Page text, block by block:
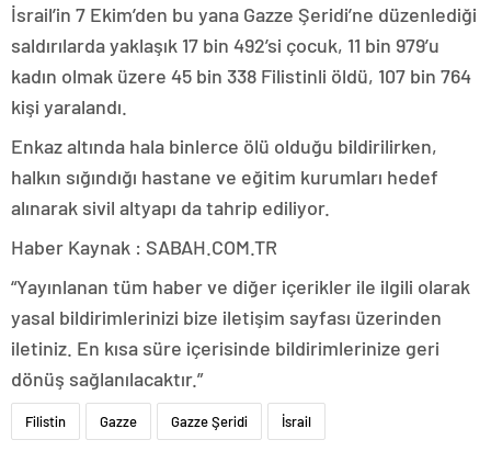
İsrail’in 7 Ekim’den bu yana Gazze Şeridi’ne düzenlediği
saldırılarda yaklaşık 17 bin 492’si çocuk, 11 bin 979’u
kadın olmak üzere 45 bin 338 Filistinli öldü, 107 bin 764
kişi yaralandı.
Enkaz altında hala binlerce ölü olduğu bildirilirken,
halkın sığındığı hastane ve eğitim kurumları hedef
alınarak sivil altyapı da tahrip ediliyor.
Haber Kaynak : SABAH.COM.TR
“Yayınlanan tüm haber ve diğer içerikler ile ilgili olarak
yasal bildirimlerinizi bize iletişim sayfası üzerinden
iletiniz. En kısa süre içerisinde bildirimlerinize geri
dönüş sağlanılacaktır.”
Filistin Gazze Gazze Şeridi İsrail